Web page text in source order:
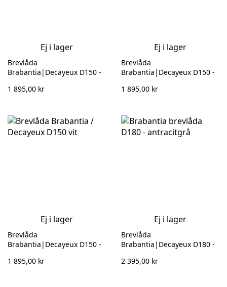
Ej i lager
Brevlåda
Brabantia|Decayeux D150 -
1 895,00 kr
Ej i lager
Brevlåda
Brabantia|Decayeux D150 -
1 895,00 kr
Ej i lager
Brevlåda
Brabantia|Decayeux D150 -
1 895,00 kr
Ej i lager
Brevlåda
Brabantia|Decayeux D180 -
2 395,00 kr